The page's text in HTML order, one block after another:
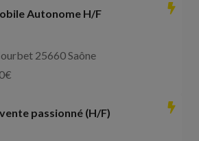
Autonome H/F
25660 Saône
€
passionné (H/F)